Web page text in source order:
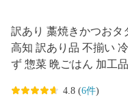
訳あり 藁焼きかつおタ
高知 訳あり品 不揃い 冷凍 真空 小分け 個包装 おつまみ おか
ず 惣菜 晩ごはん 加工
4.8 (6件)